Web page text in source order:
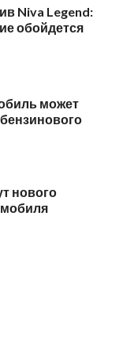
Niva Legend:
обойдется
может
нового